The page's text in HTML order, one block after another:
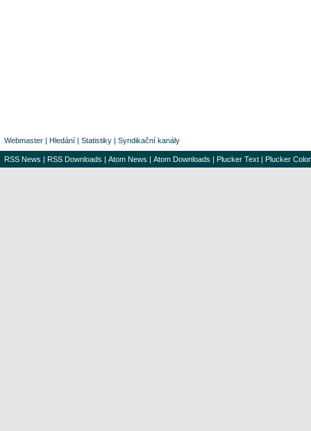
Webmaster | Hledání | Statistiky | Syndikační kanály
RSS News | RSS Downloads | Atom News | Atom Downloads | Plucker Text | Plucker Color